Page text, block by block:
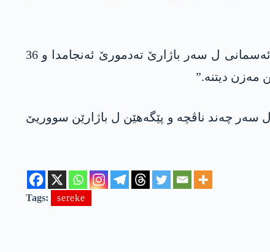
ئاژانسا نووچەیان یا سووریێ راگەھاند: “ئیرۆ دەمژمێر 15:13 ئانگۆ 3یی پشتی نیڤرۆ، ئیسرایلێ ئێریشەکە ئەسمانی ل سەر باژارێ تەدمورێ ئەنجامدا و 36
سەر چەند ناڤچە و پێگەھێن ل باژارێن سووریێ
Tags: sereke